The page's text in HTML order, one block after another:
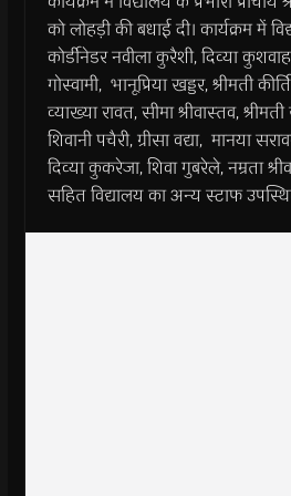
को लोहड़ी की बधाई दी। कार्यक्रम में
कोर्डीनेडर नवीला कुरैशी, दिव्या
गोस्वामी, भानूप्रिया खड्डर, श्रीमती
व्याख्या रावत, सीमा श्रीवास्तव,
शिवानी पचैरी, ग्रीसा वद्या, मानया
दिव्या कुकरेजा, शिवा गुबरेले, नम्रता
सहित विद्यालय का अन्य स्टाफ